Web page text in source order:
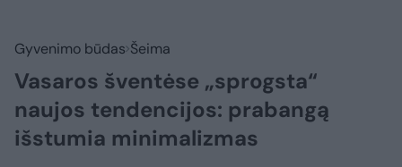
Gyvenimo būdas Šeima
Vasaros šventėse „sprogsta“
naujos tendencijos: prabangą
išstumia minimalizmas